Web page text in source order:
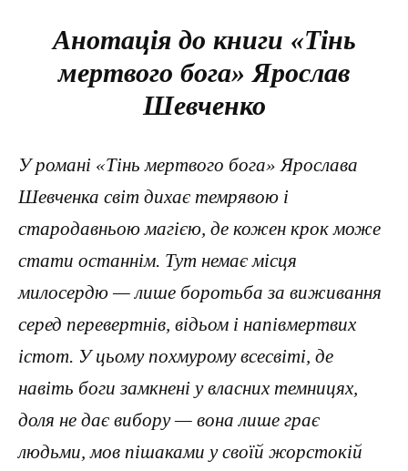
Анотація до книги «Тінь
мертвого бога» Ярослав
Шевченко
У романі «Тінь мертвого бога» Ярослава
Шевченка світ дихає темрявою і
стародавньою магією, де кожен крок може
стати останнім. Тут немає місця
милосердю — лише боротьба за виживання
серед перевертнів, відьом і напівмертвих
істот. У цьому похмурому всесвіті, де
навіть боги замкнені у власних темницях,
доля не дає вибору — вона лише грає
людьми, мов пішаками у своїй жорстокій